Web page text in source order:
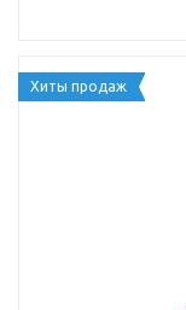
Хиты продаж